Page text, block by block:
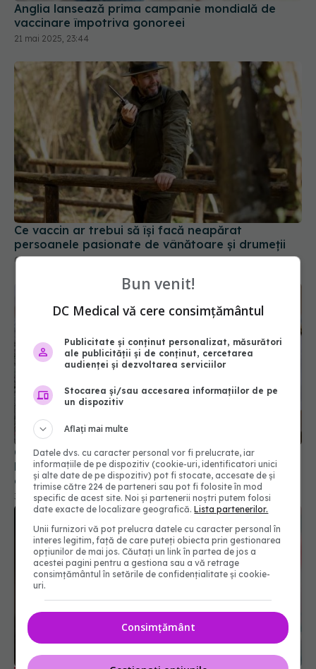
Anglia lansează prima campanie mondială de
vaccinare împotriva gonoreei
21 mai 2025, 23:44
Ce vaccin ar trebui să își facă neapărat
persoanele pasionate de vânătoare și drumeții
03 iul 2026, 09:45
O șefă DSP trage un semnal de alarmă cu privire
la tendinţa părinţilor de a evita vaccinarea
copiilor
30 apr 2025, 19:28
Bun venit!
DC Medical vă cere consimțământul
Publicitate și conținut personalizat, măsurători
ale publicității și de conținut, cercetarea
audienței și dezvoltarea serviciilor
Stocarea și/sau accesarea informațiilor de pe
un dispozitiv
Aflați mai multe
Datele dvs. cu caracter personal vor fi prelucrate, iar
informațiile de pe dispozitiv (cookie-uri, identificatori unici
și alte date de pe dispozitiv) pot fi stocate, accesate de și
trimise către 224 de parteneri sau pot fi folosite în mod
specific de acest site. Noi și partenerii noștri putem folosi
date exacte de localizare geografică.Lista partenerilor.
Unii furnizori vă pot prelucra datele cu caracter personal în
interes legitim, față de care puteți obiecta prin gestionarea
opțiunilor de mai jos. Căutați un link în partea de jos a
acestei pagini pentru a gestiona sau a vă retrage
consimțământul în setările de confidențialitate și cookie-
uri.
Consimțământ